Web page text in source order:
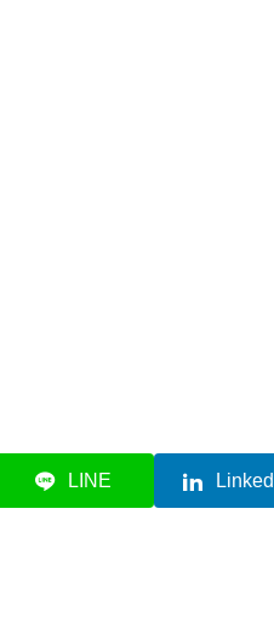
LINE